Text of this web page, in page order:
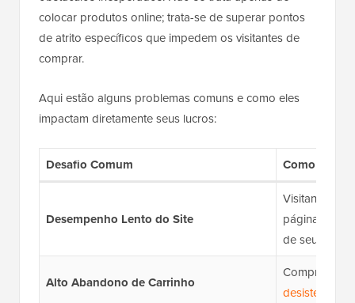
colocar produtos online; trata-se de superar pontos
de atrito específicos que impedem os visitantes de
comprar.
Aqui estão alguns problemas comuns e como eles
impactam diretamente seus lucros:
Desafio Comum Como
Desempenho Lento do Site
Visitantes
páginas não
de seus
Alto Abandono de Carrinho
desistem no